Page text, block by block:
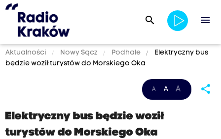
search menu
Aktualności Nowy Sącz Podhale
Elektryczny bus
będzie woził turystów do Morskiego Oka
A A A share
Elektryczny bus będzie woził
turystów do Morskiego Oka